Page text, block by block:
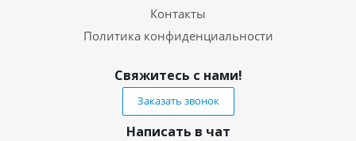
Контакты
Политика конфиденциальности
Свяжитесь с нами!
Заказать звонок
Написать в чат